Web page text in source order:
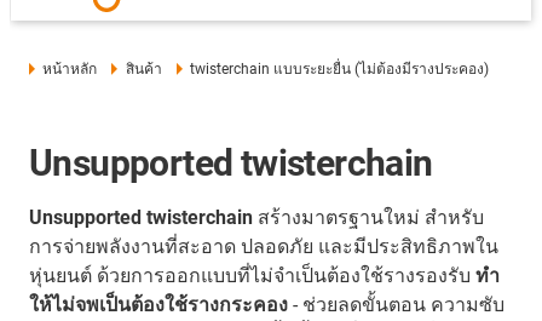
หน้าหลัก สินค้า twisterchain แบบระยะยื่น (ไม่ต้องมีรางประคอง)
Unsupported twisterchain
Unsupported twisterchain สร้างมาตรฐานใหม่ สำหรับ
การจ่ายพลังงานที่สะอาด ปลอดภัย และมีประสิทธิภาพใน
หุ่นยนต์ ด้วยการออกแบบที่ไม่จำเป็นต้องใช้รางรองรับ ทำ
ให้ไม่จพเป็นต้องใช้รางกระคอง - ช่วยลดขั้นตอน ความซับ